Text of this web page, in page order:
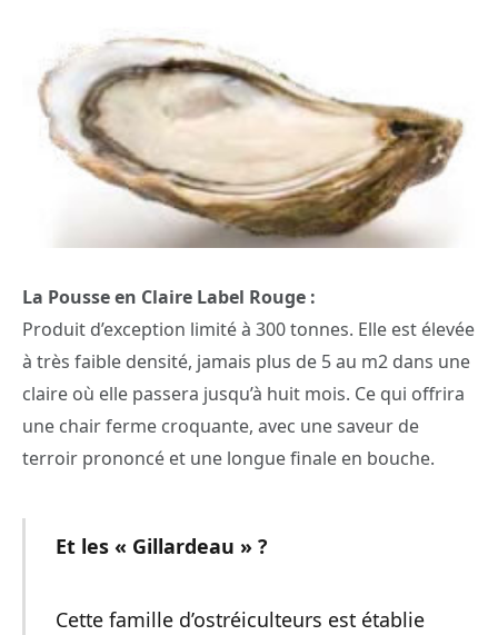
La Pousse en Claire Label Rouge :
Produit d’exception limité à 300 tonnes. Elle est élevée
à très faible densité, jamais plus de 5 au m2 dans une
claire où elle passera jusqu’à huit mois. Ce qui offrira
une chair ferme croquante, avec une saveur de
terroir prononcé et une longue finale en bouche.
Et les « Gillardeau » ?
Cette famille d’ostréiculteurs est établie